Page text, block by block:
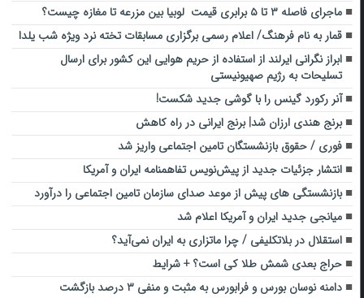
ماجرای فاصله ۳ تا ۵ برابری قیمت لوبیا بین مزرعه تا مغازه چیست؟
قمار به نام فرهنگ/ اعلام رسمی برگزاری مسابقات تخته نرد ویژه شب یلدا
ابراز نگرانی ایرلند از استفاده از حریم هوایی این کشور برای ارسال
تسلیحات به رژیم صهیونیستی
آنر رکورد گینس را با گوشی جدید شکست!
برنج هندی ارزان شد| برنج ایرانی در راه کاهش
فوری / حقوق بازنشستگان تامین اجتماعی واریز شد
انتشار جزئیات جدید از پیش‌نویس تفاهمنامه ایران و آمریکا
بازنشستگی‌ های پیش از موعد صدای سازمان تامین اجتماعی را درآورد
میانجی جدید ایران و آمریکا اعلام شد
استقلال در بلاتکلیفی / چرا ماتزاری به ایران نمی‌آید؟
حراج بعدی شمش طلا کی است؟ + شرایط
دامنه نوسان بورس و فرابورس به مثبت و منفی ۳ درصد بازگشت